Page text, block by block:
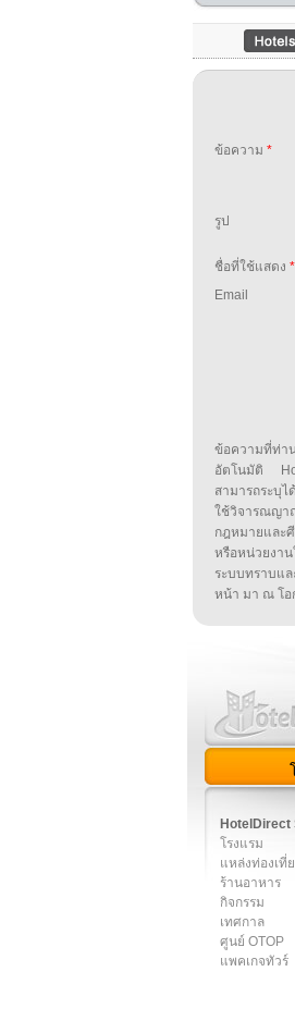
ข้อความ *
รูป
ชื่อที่ใช้แสดง *
Email
ข้อความที่ท่า
อัตโนมัติ
สามารถระบุ
ใช้วิจารณญ
กฎหมายและ
หรือหน่วยงา
ระบบทราบแ
หน้า มา ณ โอ
HotelDirect
โรงแรม
แหล่งท่องเที่
ร้านอาหาร
กิจกรรม
เทศกาล
ศูนย์ OTOP
แพคเกจทัวร์